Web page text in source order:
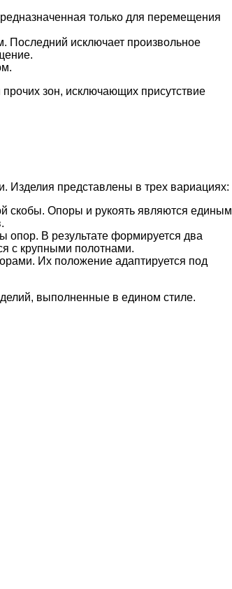
только для перемещения
Последний исключает произвольное
зон, исключающих присутствие
Изделия представлены в трех вариациях:
скобы. Опоры и рукоять являются единым
опор. В результате формируется два
с крупными полотнами.
Их положение адаптируется под
выполненные в едином стиле.